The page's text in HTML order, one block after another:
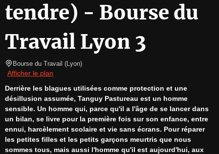
tendre) - Bourse du
Travail Lyon 3
Bourse du Travail (Lyon)
Afficher le plan
Derrière les blagues utilisées comme protection et une
désillusion assumée, Tanguy Pastureau est un homme
sensible. Un homme qui, parce qu'il a l'âge de se lancer dans
un bilan, se livre pour la première fois sur son enfance, entre
ennui, harcèlement scolaire et vie sans écrans. Pour réparer
les petites filles et les petits garçons meurtris que nous
sommes tous, mais aussi l'homme qu'il est aujourd'hui, aux